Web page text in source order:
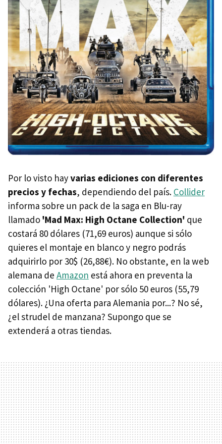
Por lo visto hayvarias ediciones con diferentes
precios y fechas, dependiendo del país. Collider
informa sobre un pack de la saga en Blu-ray
llamado 'Mad Max: High Octane Collection' que
costará 80 dólares (71,69 euros) aunque si sólo
quieres el montaje en blanco y negro podrás
adquirirlo por 30$ (26,88€). No obstante, en la web
alemana de Amazon está ahora en preventa la
colección 'High Octane' por sólo 50 euros (55,79
dólares). ¿Una oferta para Alemania por...? No sé,
¿el strudel de manzana? Supongo que se
extenderá a otras tiendas.